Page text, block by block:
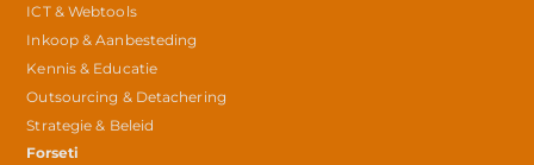
ICT & Webtools
Inkoop & Aanbesteding
Kennis & Educatie
Outsourcing & Detachering
Strategie & Beleid
Forseti